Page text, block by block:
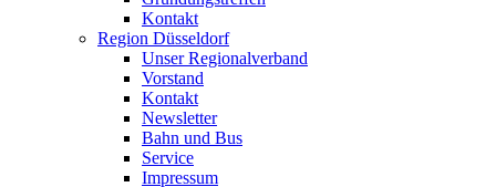
Kontakt
Region Düsseldorf
Unser Regionalverband
Vorstand
Kontakt
Newsletter
Bahn und Bus
Service
Impressum